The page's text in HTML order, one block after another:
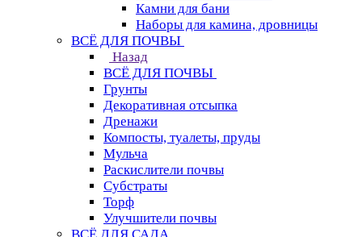
Камни для бани
Наборы для камина, дровницы
ВСЁ ДЛЯ ПОЧВЫ
Назад
ВСЁ ДЛЯ ПОЧВЫ
Грунты
Декоративная отсыпка
Дренажи
Компосты, туалеты, пруды
Мульча
Раскислители почвы
Субстраты
Торф
Улучшители почвы